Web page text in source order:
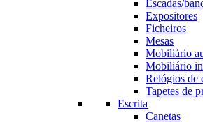
Escadas/
Expositores
Ficheiros
Mesas
Mobiliário
Mobiliário
Relógios de
Tapetes de
Escrita
Canetas